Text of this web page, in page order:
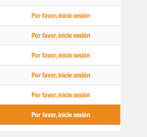
Por favor, inicie sesión
Por favor, inicie sesión
Por favor, inicie sesión
Por favor, inicie sesión
Por favor, inicie sesión
Por favor, inicie sesión